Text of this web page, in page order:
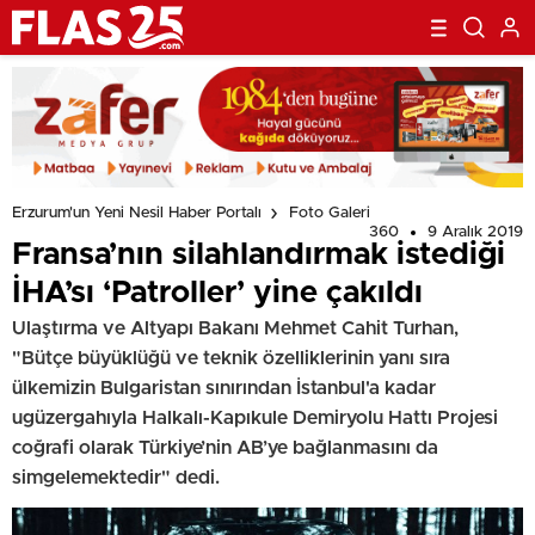
Erzurum'un Yeni Nesil Haber Portalı
Foto Galeri
360
9 Aralık 2019
Fransa’nın silahlandırmak istediği
İHA’sı ‘Patroller’ yine çakıldı
Ulaştırma ve Altyapı Bakanı Mehmet Cahit Turhan,
"Bütçe büyüklüğü ve teknik özelliklerinin yanı sıra
ülkemizin Bulgaristan sınırından İstanbul'a kadar
ugüzergahıyla Halkalı-Kapıkule Demiryolu Hattı Projesi
coğrafi olarak Türkiye’nin AB’ye bağlanmasını da
simgelemektedir" dedi.